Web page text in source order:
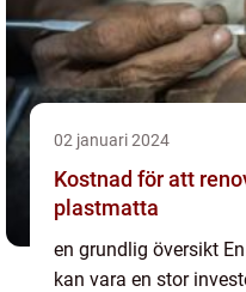
02 januari 2024
Kostnad för att
plastmatta
en grundlig översikt
kan vara en stor